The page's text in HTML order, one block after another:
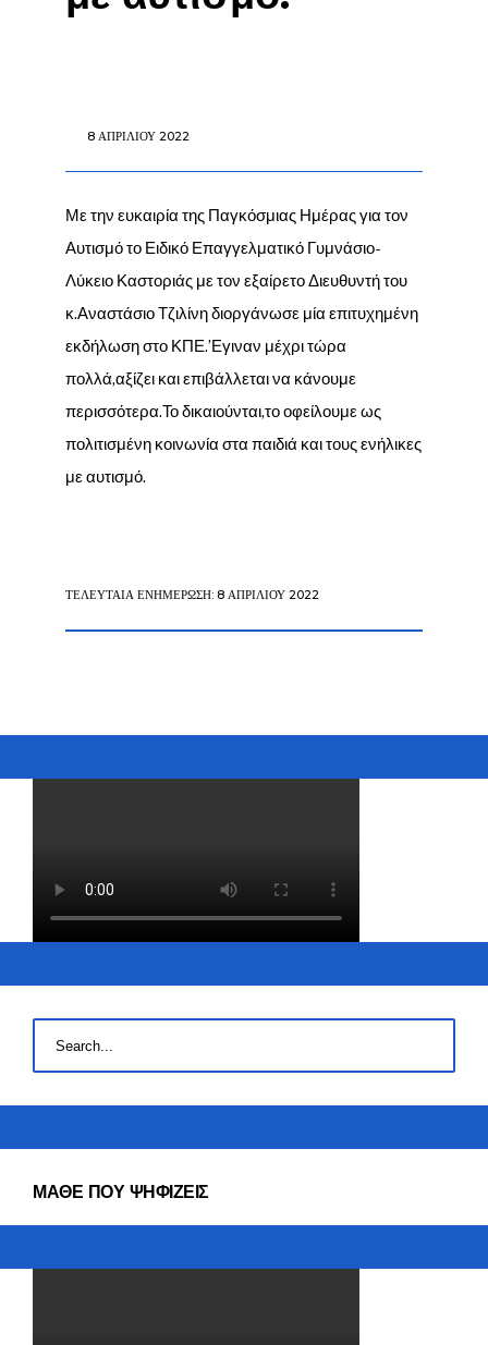
8 ΑΠΡΙΛΊΟΥ 2022
Με την ευκαιρία της Παγκόσμιας Ημέρας για τον
Αυτισμό το Ειδικό Επαγγελματικό Γυμνάσιο-
Λύκειο Καστοριάς με τον εξαίρετο Διευθυντή του
κ.Αναστάσιο Τζιλίνη διοργάνωσε μία επιτυχημένη
εκδήλωση στο ΚΠΕ.’Εγιναν μέχρι τώρα
πολλά,αξίζει και επιβάλλεται να κάνουμε
περισσότερα.Το δικαιούνται,το οφείλουμε ως
πολιτισμένη κοινωνία στα παιδιά και τους ενήλικες
με αυτισμό.
ΤΕΛΕΥΤΑΊΑ ΕΝΗΜΈΡΩΣΗ: 8 ΑΠΡΙΛΊΟΥ 2022
ΜΑΘΕ ΠΟΥ ΨΗΦΙΖΕΙΣ